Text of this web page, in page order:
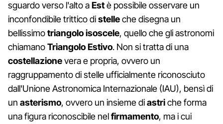
sguardo verso l'alto aEstè possibile osservare un
inconfondibile trittico distelleche disegna un
bellissimotriangolo isoscele, quello che gli astronomi
chiamanoTriangolo Estivo. Non si tratta di una
costellazionevera e propria, ovvero un
raggruppamento di stelle ufficialmente riconosciuto
dall'Unione Astronomica Internazionale (IAU), bensì di
un asterismo, ovvero un insieme diastriche forma
una figura riconoscibile nelfirmamento, ma i cui